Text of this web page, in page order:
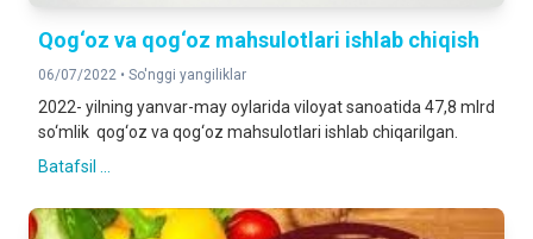
Qog‘oz va qog‘oz mahsulotlari ishlab chiqish
06/07/2022 • So'nggi yangiliklar
2022- yilning yanvar-may oylarida viloyat sanoatida 47,8 mlrd
so‘mlik qog‘oz va qog‘oz mahsulotlari ishlab chiqarilgan.
Batafsil ...